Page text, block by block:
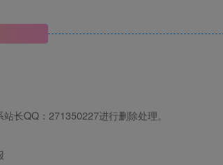
长QQ：271350227进行删除处理。